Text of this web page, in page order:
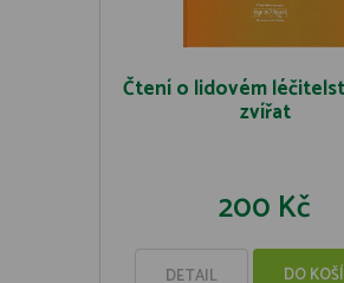
Čtení o lidovém
zvířat
200 Kč
DETAIL DO